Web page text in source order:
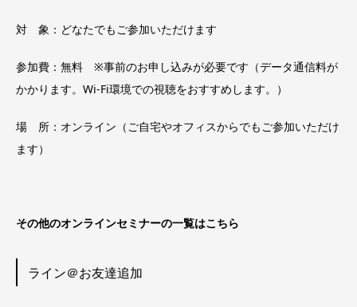
対 象：どなたでもご参加いただけます
参加費：無料 ※事前のお申し込みが必要です（データ通信料が
かかります。Wi-Fi環境での視聴をおすすめします。）
場 所：オンライン（ご自宅やオフィスからでもご参加いただけ
ます）
その他のオンラインセミナーの一覧はこちら
ライン＠お友達追加